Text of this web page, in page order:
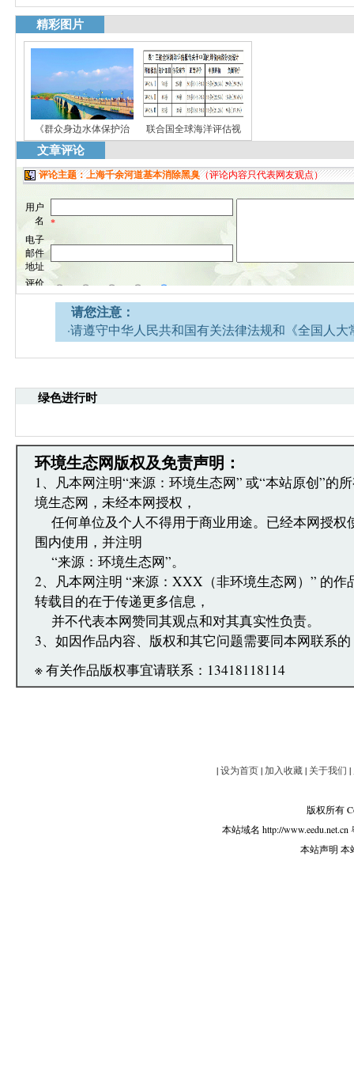
精彩图片
《群众身边水体保护治 联合国全球海洋评估视
文章评论
请您注意：
·请遵守中华人民共和国有关法律法规和《全国人
引起的法律责任。
·环境生态网文章跟帖管理员有权保留或删除其管辖
·发表本评论即表明您已经阅读并接受上述条款，如
文章跟帖管理员反映。
绿色进行时
环境生态网版权及免责声明：
1、凡本网注明“来源：环境生态网” 或“本站原创”的
境生态网，未经本网授权，
任何单位及个人不得用于商业用途。已经本网授权
围内使用，并注明
“来源：环境生态网”。
2、凡本网注明 “来源：XXX（非环境生态网）” 的作
转载目的在于传递更多信息，
并不代表本网赞同其观点和对其真实性负责。
3、如因作品内容、版权和其它问题需要同本网联系
※ 有关作品版权事宜请联系：13418118114
|设为首页|加入收藏| 关于我们 |
版权所有
本站域名 http://www.eedu.net.cn
本站声明 本